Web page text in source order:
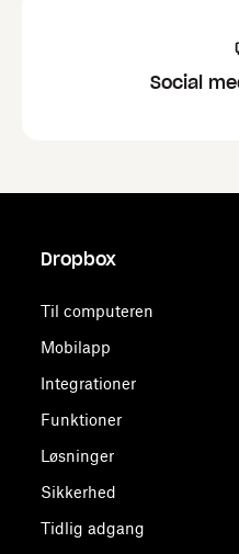
Social
Dropbox
Til computeren
Mobilapp
Integrationer
Funktioner
Løsninger
Sikkerhed
Tidlig adgang